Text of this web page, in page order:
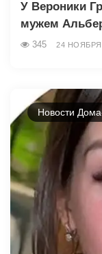
У Вероники
мужем
345 24
Новости